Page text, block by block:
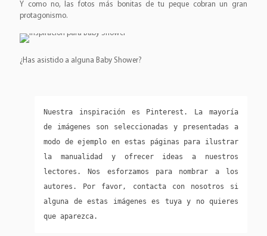
Y como no, las fotos más bonitas de tu peque cobran un gran
protagonismo.
¿Has asistido a alguna Baby Shower?
Nuestra inspiración es Pinterest. La mayoría
de imágenes son seleccionadas y presentadas a
modo de ejemplo en estas páginas para ilustrar
la manualidad y ofrecer ideas a nuestros
lectores. Nos esforzamos para nombrar a los
autores. Por favor, contacta con nosotros si
alguna de estas imágenes es tuya y no quieres
que aparezca.